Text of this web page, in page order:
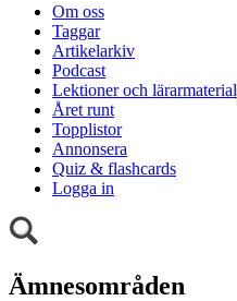
Om oss
Taggar
Artikelarkiv
Podcast
Lektioner och lärarmaterial
Året runt
Topplistor
Annonsera
Quiz & flashcards
Logga in
Ämnesområden